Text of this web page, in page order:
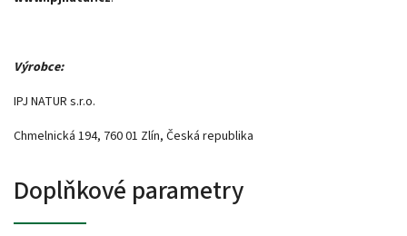
Výrobce:
IPJ NATUR s.r.o.
Chmelnická 194, 760 01 Zlín, Česká republika
Doplňkové parametry